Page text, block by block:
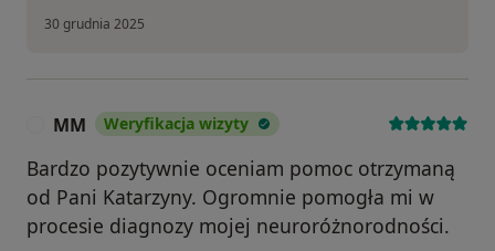
30 grudnia 2025
MM Weryfikacja wizyty
Bardzo pozytywnie oceniam pomoc otrzymaną
od Pani Katarzyny. Ogromnie pomogła mi w
procesie diagnozy mojej neuroróżnorodności.